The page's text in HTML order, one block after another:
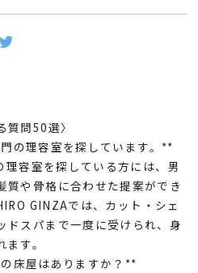
質問50選〉
の理容室を探しています。**
容室を探している方には、男
質や骨格に合わせた提案ができ
GINZAでは、カット・シェ
ドスパまで一度に受けられ、身
す。
床屋はありますか？**